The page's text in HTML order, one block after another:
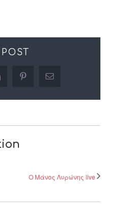
linkedin pinterestEmail
O Μάνος Λυρώνης live